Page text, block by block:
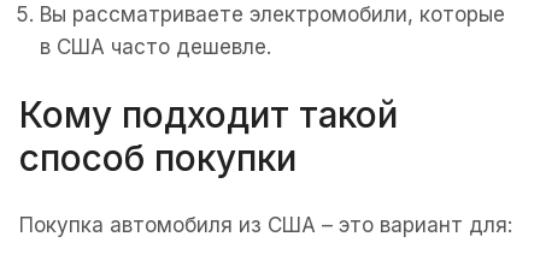
Вы рассматриваете электромобили, которые
в США часто дешевле.
Кому подходит такой
способ покупки
Покупка автомобиля из США – это вариант для: